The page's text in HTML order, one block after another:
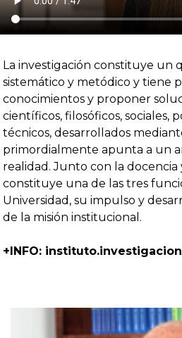
La investigación constituye un
sistemático y metódico y tiene
conocimientos y proponer
científicos, filosóficos, sociales,
técnicos, desarrollados
primordialmente apunta a un
realidad. Junto con la docencia
constituye una de las tres
Universidad, su impulso y
de la misión institucional.
+INFO: